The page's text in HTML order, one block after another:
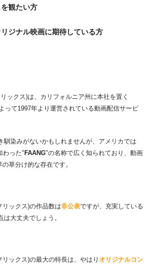
観たい方
ジナル映画に期待している方
ックス)は、カリフォルニア州に本社を置く
って1997年より運営されている動画配信サービ
染みがないかもしれませんが、アメリカでは
わった"FAANG"の名称で広く知られており、動画
草分け的な存在です。
ックス)の作品数は非公表ですが、充実している
大丈夫でしょう。
ックス)の最大の特長は、やはり オリジナルコン